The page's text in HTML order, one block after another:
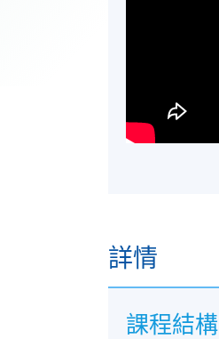
詳情
課程結構